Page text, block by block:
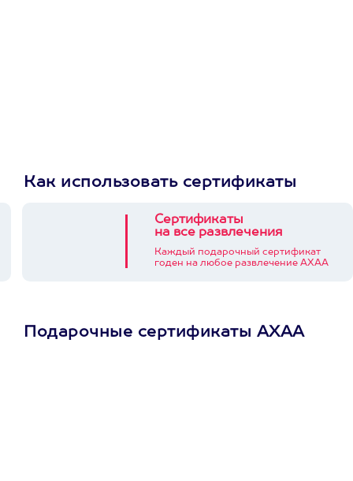
Как использовать сертификаты
Сертификаты
на все развлечения
Каждый подарочный сертификат
годен на любое развлечение АХАА
Подарочные сертификаты АХАА